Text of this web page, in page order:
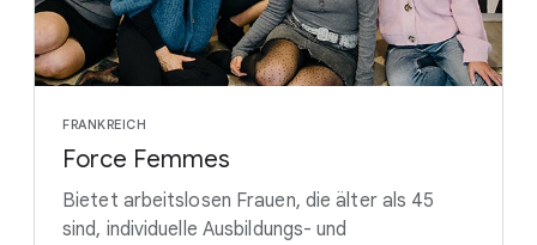
FRANKREICH
Force Femmes
Bietet arbeitslosen Frauen, die älter als 45
sind, individuelle Ausbildungs- und